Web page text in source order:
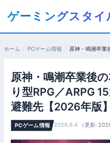
ツ
ゲーミングスタイ
ホーム PCゲーム情報
原神・鳴潮卒業後
り型RPG／ARPG
避難先【2026年版】
PCゲーム情報 2026.6.4 （更新: